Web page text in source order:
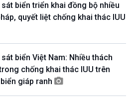
sát biển triển khai đồng bộ nhiều
quyết liệt chống khai thác IUU
sát biển Việt Nam: Nhiều thách
chống khai thác IUU trên
giáp ranh